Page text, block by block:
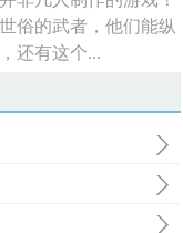
俗的武者，他们能纵
还有这个...